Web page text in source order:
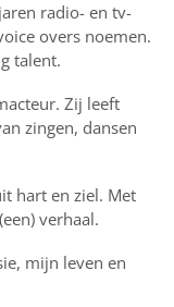
radio- en tv-
overs noemen.
talent.
Zij leeft
zingen, dansen
hart en ziel. Met
verhaal.
mijn leven en